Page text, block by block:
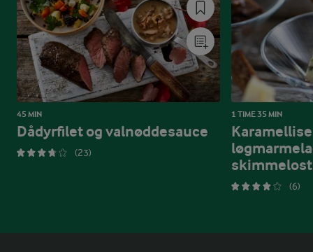
45 MIN
Dådyrfilet og valnøddesauce
(23)
1 TIME 35 MIN
skimmelost
(6)